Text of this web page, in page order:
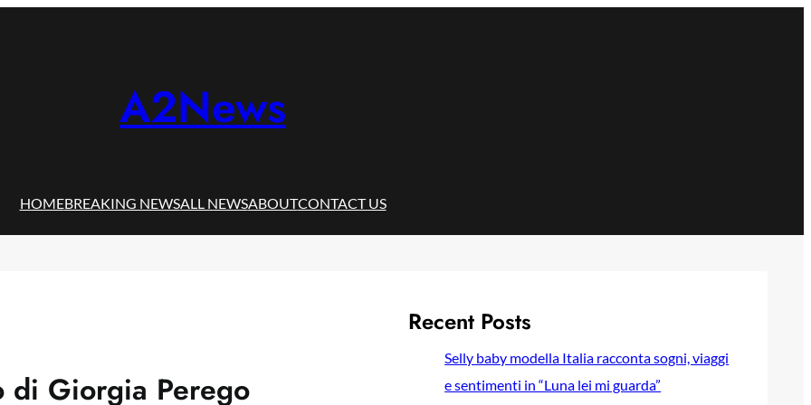
A2News
HOMEBREAKING NEWSALL NEWSABOUTCONTACT US
di Giorgia Perego
Recent Posts
Selly baby modella Italia racconta sogni, viaggi
e sentimenti in “Luna lei mi guarda”